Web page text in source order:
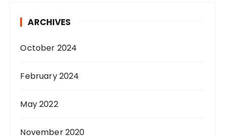
ARCHIVES
October 2024
February 2024
May 2022
November 2020